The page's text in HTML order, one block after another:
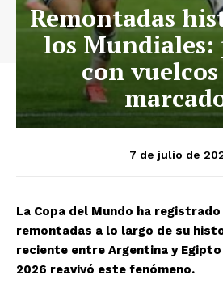
Remontadas
los
con
7 de julio de
La Copa del Mundo ha
remontadas a lo largo de su
reciente entre Argentina y
2026 reavivó este fenómeno.